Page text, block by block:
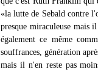
«la lutte de Sebald contre
presque miraculeuse mais
également ce même
souffrances, génération
mais il n'en reste pas